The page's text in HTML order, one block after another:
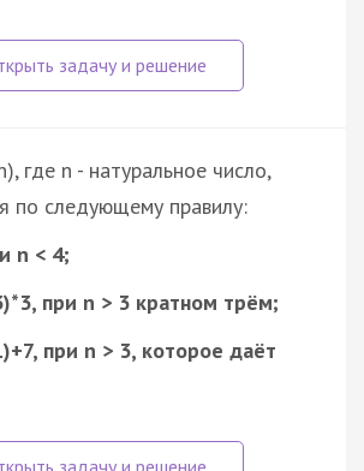
где n - натуральное число,
по следующему правилу:
n < 4;
при n > 3 кратном трём;
при n > 3, которое даёт